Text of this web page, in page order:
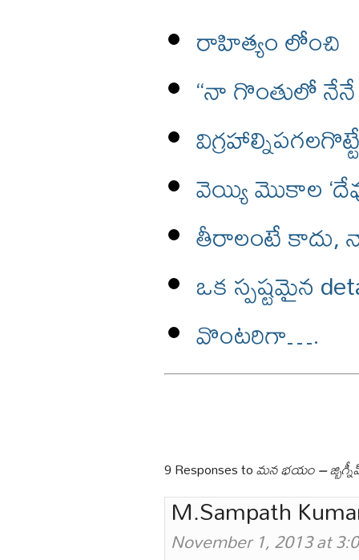
రాహిత్యం లోంచి
“నా గొంతులో
వెయ్యి మొకాల
తీరాలంటే కాదు,
ఒక స్పష్టమైన
వొంటరిగా….
9 Responses toమన భయం –
M.Sampath
November 1, 2013 at